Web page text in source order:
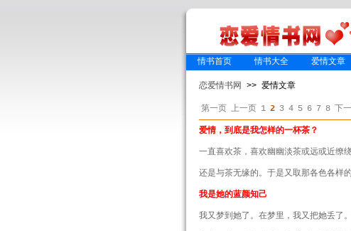
情书首页 情书大全 爱情文章
恋爱情书网 >> 爱情文章
第一页 上一页 1 2 3 4 5 6 7 8 下
爱情，到底是我怎样的一杯茶？
一直喜欢茶，喜欢幽幽淡茶或远或近缭
还是与茶无缘的。于是又取那各色各样
我是她的蓝颜知己
我又梦到她了。在梦里，我又把她丢了